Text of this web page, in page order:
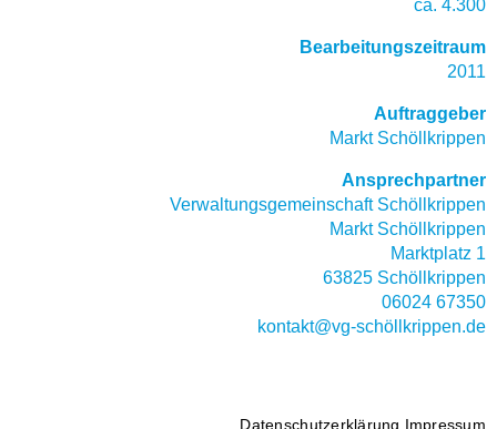
ca. 4.300
Bearbeitungszeitraum
2011
Auftraggeber
Markt Schöllkrippen
Ansprechpartner
Verwaltungsgemeinschaft Schöllkrippen
Markt Schöllkrippen
Marktplatz 1
63825 Schöllkrippen
06024 67350
kontakt@vg-schöllkrippen.de
Datenschutzerklärung Impressum